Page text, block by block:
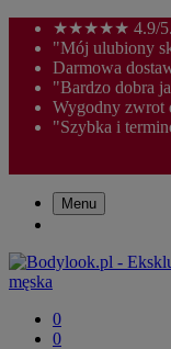
★★★★★ 4.9/5.0
"Mój ulubiony
Darmowa
"Bardzo dobra
Wygodny zwrot
"Szybka i
Menu
0
0